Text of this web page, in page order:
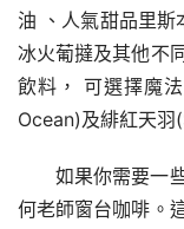
油 、人氣甜品里斯
冰火葡撻及其他不
飲料， 可選擇魔
Ocean)及緋紅天
如果你需要一
何老師窗台咖啡。